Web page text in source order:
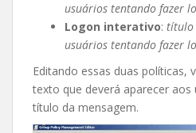
usuários tentando fazer
Logon interativo: título
usuários tentando fazer
Editando essas duas políticas,
texto que deverá aparecer
título da mensagem.